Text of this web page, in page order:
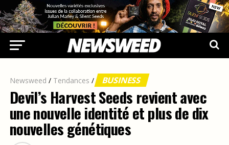
Newsweed / Tendances / BUSINESS
Devil’s Harvest Seeds revient avec
une nouvelle identité et plus de dix
nouvelles génétiques